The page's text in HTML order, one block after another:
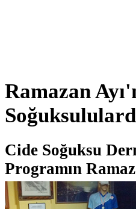
Ramazan
Cide Soğuksu
Programın